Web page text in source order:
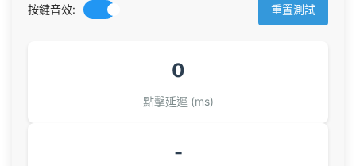
按鍵音效: 重置測試
0
點擊延遲 (ms)
-